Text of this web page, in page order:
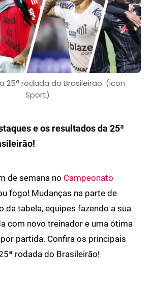
25ª rodada do Brasileirão. (Icon
Sport)
e os resultados da 25ª
de semana no Campeonato
fogo! Mudanças na parte de
da tabela, equipes fazendo a sua
com novo treinador e uma ótima
partida. Confira os principais
rodada do Brasileirão!